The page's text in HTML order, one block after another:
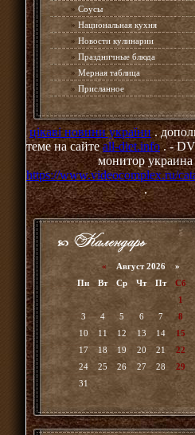
» Соусы
» Национальная кухня
» Новости кулинарии
» Праздничные блюда
» Мерная таблица
» Присланное
цікаві новини україни.
теме на сайтеall-diet.info. -
монитор украина
https://www.videocomplex.ru/
.
« Август 2026 »
Пн
Вт Ср Чт Пт Сб
1
3
4 5 6 7 8
10
11 12 13 14 15
17
18 19 20 21 22
24
25 26 27 28 29
31